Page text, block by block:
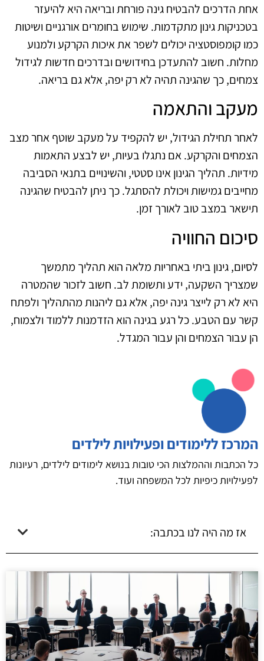
אחת הדרכים להבטיח גינה פורחת ובריאה היא להיעזר
בטכניקות גינון מתקדמות. שימוש בחומרים אורגניים ושיטות
כמו קומפוסטציה יכולים לשפר את איכות הקרקע ולמנוע
מחלות. חשוב להתעדכן בחידושים ובדרכים חדשות לגידול
צמחים, כך שהגינה תהיה לא רק יפה, אלא גם בריאה.
מעקב והתאמה
לאחר תחילת הגידול, יש להקפיד על מעקב שוטף אחר מצב
הצמחים והקרקע. אם נתגלו בעיות, יש לבצע התאמות
מידיות. תהליך הגינון אינו סטטי, והשינויים בתנאי הסביבה
מחייבים גמישות ויכולת להסתגל. כך ניתן להבטיח שהגינה
תישאר במצב טוב לאורך זמן.
סיכום החוויה
לסיום, גינון ביתי באחריות מלאה הוא תהליך מתמשך
שמצריך השקעה, ידע ותשומת לב. חשוב לזכור שהמטרה
היא לא רק לייצר גינה יפה, אלא גם ליהנות מהתהליך ולפתח
קשר עם הטבע. כל רגע בגינה הוא הזדמנות ללמוד ולצמוח,
הן עבור הצמחים והן עבור המגדל.
המרכז ללימודים ופעילויות לילדים
כל הכתבות וההמלצות הכי טובות בנושא לימודים לילדים, רעיונות
לפעילויות כיפיות לכל המשפחה ועוד.
אז מה היה לנו בכתבה: